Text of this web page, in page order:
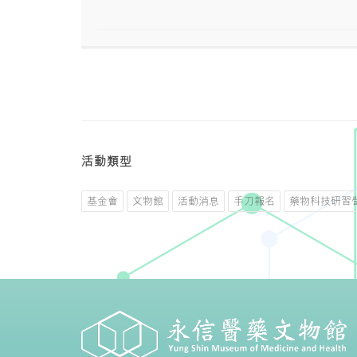
活動類型
基金會 文物館 活動消息 手刀報名 藥物科技研習